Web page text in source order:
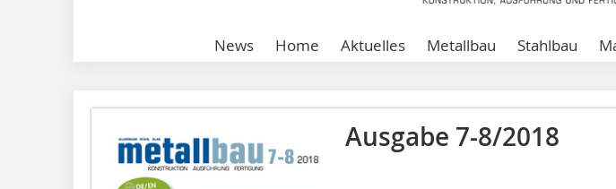
News Home Aktuelles Metallbau Stahlbau
Ausgabe 7-8/2018